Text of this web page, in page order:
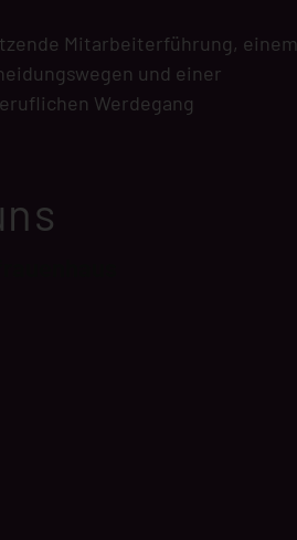
Mitarbeiterführung, einem
und einer
Werdegang